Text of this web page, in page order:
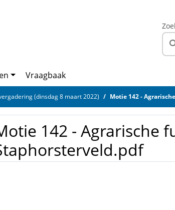
Vraagbaak
(dinsdag 8 maart 2022) Motie 142 -
142 - Agrarische